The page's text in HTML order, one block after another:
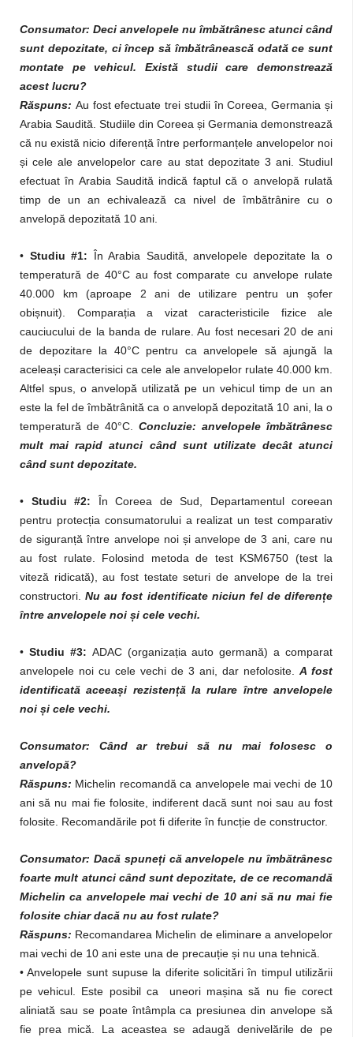
Consumator: Deci anvelopele nu îmbătrânesc atunci când
sunt depozitate, ci încep să îmbătrânească odată ce sunt
montate pe vehicul. Există studii care demonstrează
acest lucru?
Răspuns: Au fost efectuate trei studii în Coreea, Germania și
Arabia Saudită. Studiile din Coreea și Germania demonstrează
că nu există nicio diferență între performanțele anvelopelor noi
și cele ale anvelopelor care au stat depozitate 3 ani. Studiul
efectuat în Arabia Saudită indică faptul că o anvelopă rulată
timp de un an echivalează ca nivel de îmbătrânire cu o
anvelopă depozitată 10 ani.
• Studiu #1: În Arabia Saudită, anvelopele depozitate la o
temperatură de 40°C au fost comparate cu anvelope rulate
40.000 km (aproape 2 ani de utilizare pentru un șofer
obișnuit). Comparația a vizat caracteristicile fizice ale
cauciucului de la banda de rulare. Au fost necesari 20 de ani
de depozitare la 40°C pentru ca anvelopele să ajungă la
aceleași caracterisici ca cele ale anvelopelor rulate 40.000 km.
Altfel spus, o anvelopă utilizată pe un vehicul timp de un an
este la fel de îmbătrânită ca o anvelopă depozitată 10 ani, la o
temperatură de 40°C. Concluzie: anvelopele îmbătrânesc
mult mai rapid atunci când sunt utilizate decât atunci
când sunt depozitate.
• Studiu #2: În Coreea de Sud, Departamentul coreean
pentru protecția consumatorului a realizat un test comparativ
de siguranță între anvelope noi și anvelope de 3 ani, care nu
au fost rulate. Folosind metoda de test KSM6750 (test la
viteză ridicată), au fost testate seturi de anvelope de la trei
constructori.Nu au fost identificate niciun fel de diferențe
între anvelopele noi și cele vechi.
• Studiu #3: ADAC (organizația auto germană) a comparat
anvelopele noi cu cele vechi de 3 ani, dar nefolosite. A fost
identificată aceeași rezistență la rulare între anvelopele
noi și cele vechi.
Consumator: Când ar trebui să nu mai folosesc o
anvelopă?
Răspuns: Michelin recomandă ca anvelopele mai vechi de 10
ani să nu mai fie folosite, indiferent dacă sunt noi sau au fost
folosite. Recomandările pot fi diferite în funcție de constructor.
Consumator: Dacă spuneți că anvelopele nu îmbătrânesc
foarte mult atunci când sunt depozitate, de ce recomandă
Michelin ca anvelopele mai vechi de 10 ani să nu mai fie
folosite chiar dacă nu au fost rulate?
Răspuns: Recomandarea Michelin de eliminare a anvelopelor
mai vechi de 10 ani este una de precauție și nu una tehnică.
• Anvelopele sunt supuse la diferite solicitări în timpul utilizării
pe vehicul. Este posibil ca uneori mașina să nu fie corect
aliniată sau se poate întâmpla ca presiunea din anvelope să
fie prea mică. La aceastea se adaugă denivelările de pe